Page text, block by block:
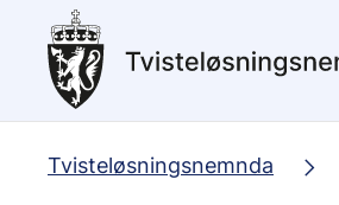
hovedinnhold
Tvisteløsningsnemnda